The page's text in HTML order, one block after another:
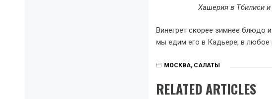
Хашерия в Тбилиси и
Винегрет скорее зимнее блюдо
мы едим его в Кадьере, в любое
МОСКВА, САЛАТЫ
RELATED ARTICLES